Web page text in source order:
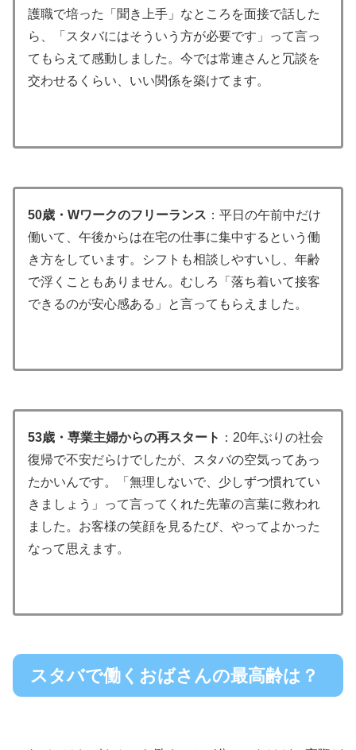
護職で培った「聞き上手」なところを面接で話した
ら、「スタバにはそういう方が必要です」って言っ
てもらえて感動しました。今では常連さんと冗談を
交わせるくらい、いい関係を築けてます。
50歳・Wワークのフリーランス ：平日の午前中だけ
働いて、午後からは在宅の仕事に集中するという働
き方をしています。シフトも相談しやすいし、年齢
で浮くこともありません。むしろ「落ち着いて接客
できるのが安心感ある」と言ってもらえました。
53歳・専業主婦からの再スタート ：20年ぶりの社会
復帰で不安だらけでしたが、スタバの空気ってあっ
たかいんです。「無理しないで、少しずつ慣れてい
きましょう」って言ってくれた先輩の言葉に救われ
ました。お客様の笑顔を見るたび、やってよかった
なって思えます。
スタバで働くおばさんの最高齢は？